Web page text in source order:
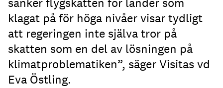
klagat på för höga nivåer visar tydligt
att regeringen inte själva tror på
skatten som en del av lösningen på
klimatproblematiken”, säger Visitas vd
Eva Östling.